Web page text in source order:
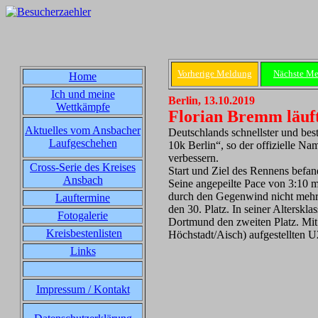
Home
Ich und meine
Wettkämpfe
Aktuelles vom Ansbacher
Laufgeschehen
Cross-Serie des Kreises
Ansbach
Lauftermine
Fotogalerie
Kreisbestenlisten
Links
Impressum / Kontakt
Vorherige Meldung Nächste
Berlin, 13.10.2019
Florian Bremm
Deutschlands schnellster und
10k Berlin“, so der offizielle
verbessern.
Start und Ziel des Rennens
Seine angepeilte Pace von 3:10
durch den Gegenwind nicht
den 30. Platz. In seiner
Dortmund den zweiten Platz.
Höchstadt/Aisch) aufgestellten